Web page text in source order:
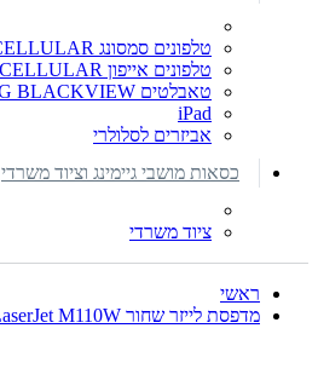
טלפונים סמסונג SAMSUNG CELLULAR
טלפונים אייפון iPHONE CELLULAR
טאבלטים TABLET SAMSUNG BLACKVIEW
iPad
אביזרים לסלולרי
כסאות מושבי גיימינג וציוד משרדי
ציוד משרדי
ראשי
מדפסת לייזר שחור HP LaserJet M110W